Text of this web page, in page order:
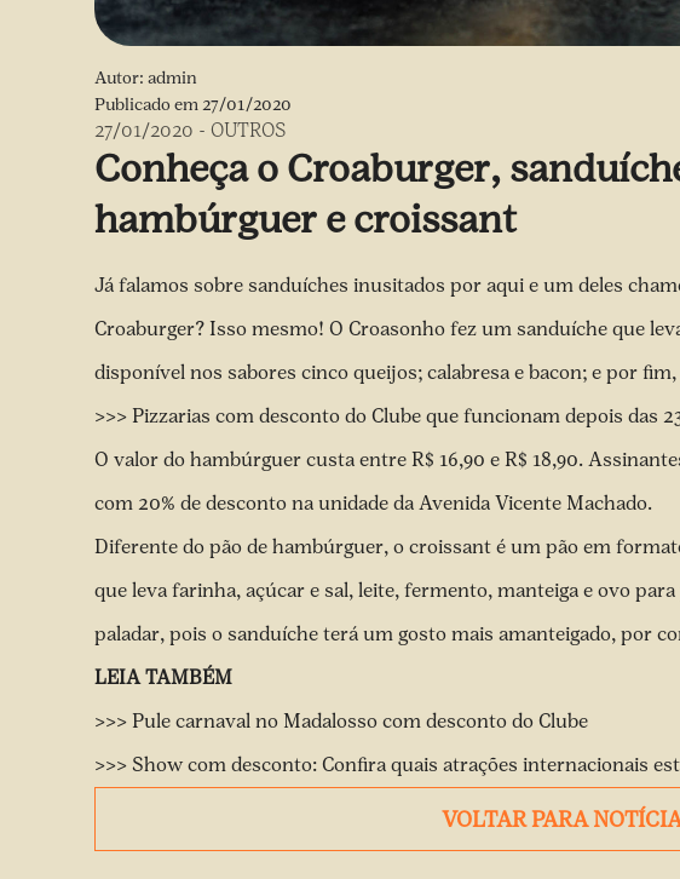
Autor: admin
Publicado em27/01/2020
27/01/2020 - OUTROS
Conheça o Croaburger,
hambúrguer e croissant
Já falamos sobre sanduíches inusitados por aqui e um deles
Croaburger? Isso mesmo! O Croasonho fez um sanduíche que
disponível nos sabores cinco queijos; calabresa e bacon; e por
>>> Pizzarias com desconto do Clube que funcionam depois das
O valor do hambúrguer custa entre R$ 16,90 e R$ 18,90.
com 20% de desconto na unidade da Avenida Vicente Machado.
Diferente do pão de hambúrguer, o croissant é um pão em
que leva farinha, açúcar e sal, leite, fermento, manteiga e ovo
paladar, pois o sanduíche terá um gosto mais amanteigado, por
LEIA TAMBÉM
>>> Pule carnaval no Madalosso com desconto do Clube
>>> Show com desconto: Confira quais atrações internacionais
VOLTAR PARA